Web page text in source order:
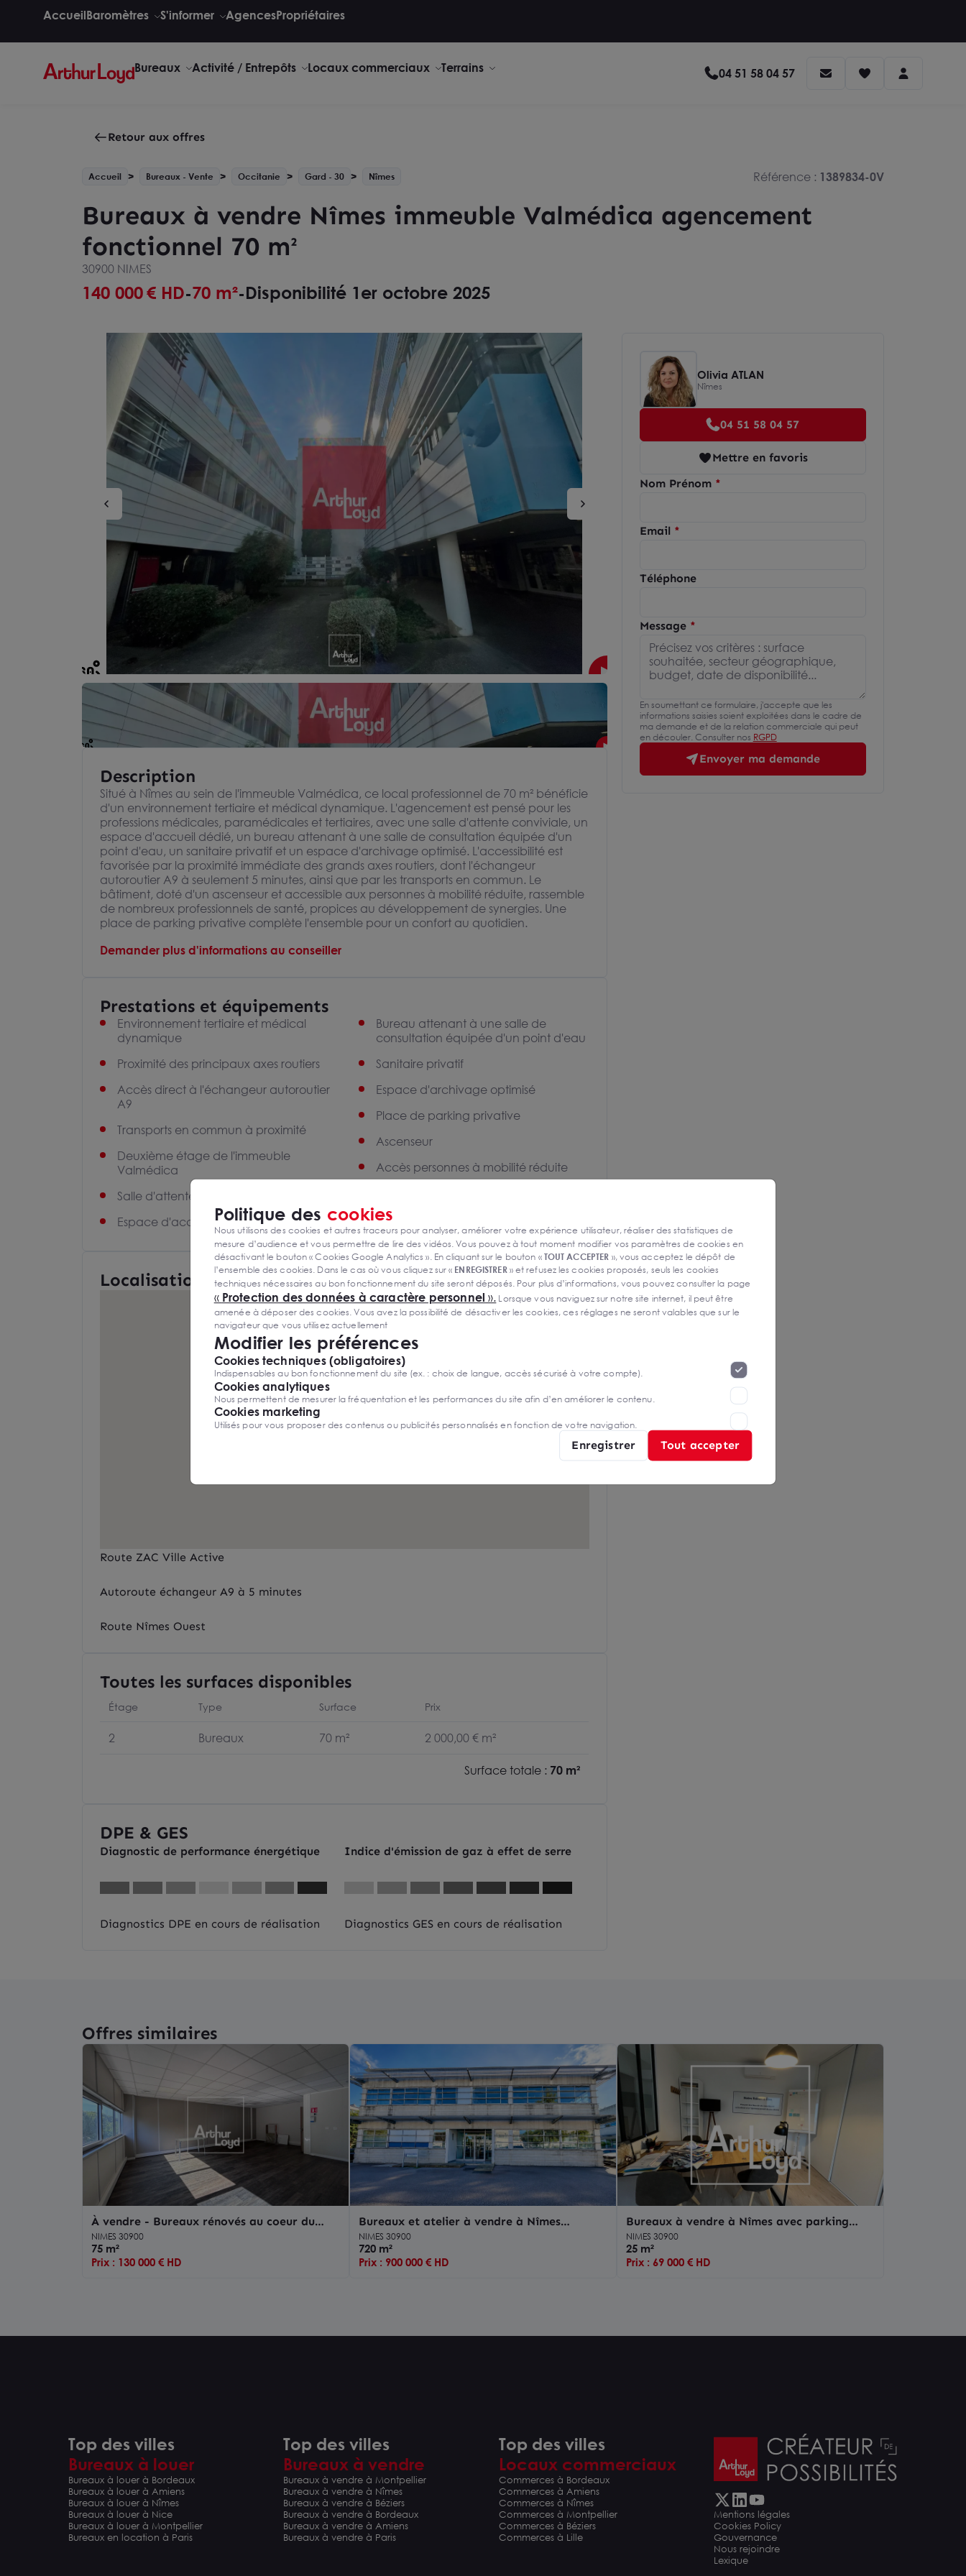
AccueilBaromètres S'informer AgencesPropriétaires
Bureaux Activité / Entrepôts Locaux commerciaux Terrains 04 51 58 04 57
Retour aux offres
Accueil Bureaux - Vente Occitanie Gard - 30 Nîmes Référence : 1389834-0V
Bureaux à vendre Nîmes immeuble Valmédica agencement
fonctionnel 70 m²
30900 NIMES
140 000€ HD-70 m²-Disponibilité 1er octobre 2025
Description
Situé à Nîmes au sein de l'immeuble Valmédica, ce local professionnel de 70 m² bénéficie
d'un environnement tertiaire et médical dynamique. L'agencement est pensé pour les
professions médicales, paramédicales et tertiaires, avec une salle d'attente conviviale, un
espace d'accueil dédié, un bureau attenant à une salle de consultation équipée d'un
point d'eau, un sanitaire privatif et un espace d'archivage optimisé. L'accessibilité est
favorisée par la proximité immédiate des grands axes routiers, dont l'échangeur
autoroutier A9 à seulement 5 minutes, ainsi que par les transports en commun. Le
bâtiment, doté d'un ascenseur et accessible aux personnes à mobilité réduite, rassemble
de nombreux professionnels de santé, propices au développement de synergies. Une
place de parking privative complète l'ensemble pour un confort au quotidien.
Demander plus d'informations au conseiller
Prestations et équipements
Environnement tertiaire et médical
dynamique
Proximité des principaux axes routiers
Accès direct à l'échangeur autoroutier
A9
Transports en commun à proximité
Deuxième étage de l'immeuble
Valmédica
Salle d'attente
Espace d'accueil dédié
Bureau attenant à une salle de
consultation équipée d'un point d'eau
Sanitaire privatif
Espace d'archivage optimisé
Place de parking privative
Ascenseur
Accès personnes à mobilité réduite
dans l'immeuble
Localisation et Transports
Route ZAC Ville Active
Autoroute échangeur A9 à 5 minutes
Route Nîmes Ouest
Toutes les surfaces disponibles
Étage Type Surface Prix
2 Bureaux 70 m² 2 000,00 € m²
Surface totale : 70 m²
DPE & GES
Diagnostic de performance énergétique
Diagnostics DPE en cours de réalisation
Indice d'émission de gaz à effet de serre
Diagnostics GES en cours de réalisation
Olivia ATLAN
Nîmes
04 51 58 04 57
Mettre en favoris
Nom Prénom
Email
Téléphone
Message
En soumettant ce formulaire, j'accepte que les
informations saisies soient exploitées dans le cadre de
ma demande et de la relation commerciale qui peut
en découler. Consulter nos RGPD
Envoyer ma demande
Offres similaires
À vendre - Bureaux rénovés au coeur du
Parc Georges Besse à Nîmes avec parking
NIMES 30900
75 m²
Prix : 130 000 € HD
Bureaux et atelier à vendre à Nîmes
quartier d affaires Ville Active
NIMES 30900
720 m²
Prix : 900 000 € HD
Bureaux à vendre à Nîmes avec parking
privatif quartier Kennedy
NIMES 30900
25 m²
Prix : 69 000 € HD
Top des villes
Bureaux à louer
Bureaux à louer à Bordeaux
Bureaux à louer à Amiens
Bureaux à louer à Nîmes
Bureaux à louer à Nice
Bureaux à louer à Montpellier
Bureaux en location à Paris
Top des villes
Bureaux à vendre
Bureaux à vendre à Montpellier
Bureaux à vendre à Nîmes
Bureaux à vendre à Béziers
Bureaux à vendre à Bordeaux
Bureaux à vendre à Amiens
Bureaux à vendre à Paris
Top des villes
Locaux commerciaux
Commerces à Bordeaux
Commerces à Amiens
Commerces à Nîmes
Commerces à Montpellier
Commerces à Béziers
Commerces à Lille
Mentions légales
Cookies Policy
Gouvernance
Nous rejoindre
Lexique
Politique des cookies
Nous utilisons des cookies et autres traceurs pour analyser, améliorer votre expérience utilisateur, réaliser des statistiques de
mesure d’audience et vous permettre de lire des vidéos. Vous pouvez à tout moment modifier vos paramètres de cookies en
désactivant le bouton « Cookies Google Analytics ». En cliquant sur le bouton «TOUT ACCEPTER », vous acceptez le dépôt de
l’ensemble des cookies. Dans le cas où vous cliquez sur « ENREGISTRER» et refusez les cookies proposés, seuls les cookies
techniques nécessaires au bon fonctionnement du site seront déposés. Pour plus d’informations, vous pouvez consulter la page
« Protection des données à caractère personnel ». Lorsque vous naviguez sur notre site internet, il peut être
amenée à déposer des cookies. Vous avez la possibilité de désactiver les cookies, ces réglages ne seront valables que sur le
navigateur que vous utilisez actuellement
Modifier les préférences
Cookies techniques (obligatoires)
Indispensables au bon fonctionnement du site (ex. : choix de langue, accès sécurisé à votre compte).
Cookies analytiques
Nous permettent de mesurer la fréquentation et les performances du site afin d’en améliorer le contenu.
Cookies marketing
Utilisés pour vous proposer des contenus ou publicités personnalisés en fonction de votre navigation.
Enregistrer Tout accepter